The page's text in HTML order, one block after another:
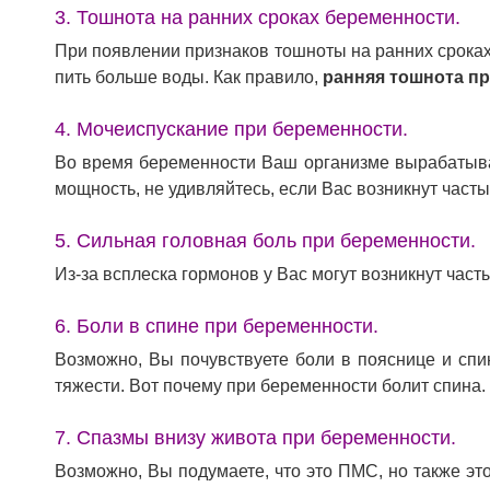
3. Тошнота на ранних сроках беременности.
При появлении признаков тошноты на ранних
пить больше воды. Как правило, ранняя тошнота
4. Мочеиспускание при беременности.
Во время беременности Ваш организме
мощность, не удивляйтесь, если Вас возникнут
5. Сильная головная боль при беременности.
Из-за всплеска гормонов у Вас могут возникнут
6. Боли в спине при беременности.
Возможно, Вы почувствуете боли в пояснице и
тяжести. Вот почему при беременности болит спина.
7. Спазмы внизу живота при беременности.
Возможно, Вы подумаете, что это ПМС, но также